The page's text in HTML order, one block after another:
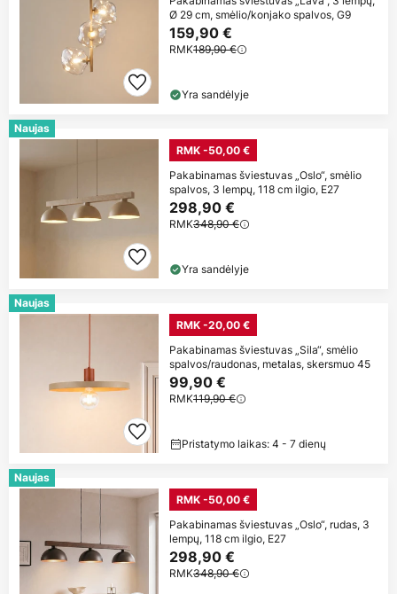
Ø 29 cm, smėlio/konjako spalvos, G9
159,90 €
RMK189,90 €
Yra sandėlyje
Naujas
RMK -50,00 €
Pakabinamas šviestuvas „Oslo“, smėlio
spalvos, 3 lempų, 118 cm ilgio, E27
298,90 €
RMK348,90 €
Yra sandėlyje
Naujas
RMK -20,00 €
Pakabinamas šviestuvas „Sila“, smėlio
spalvos/raudonas, metalas, skersmuo 45
99,90 €
RMK119,90 €
Pristatymo laikas: 4 - 7 dienų
Naujas
RMK -50,00 €
Pakabinamas šviestuvas „Oslo“, rudas, 3
lempų, 118 cm ilgio, E27
298,90 €
RMK348,90 €